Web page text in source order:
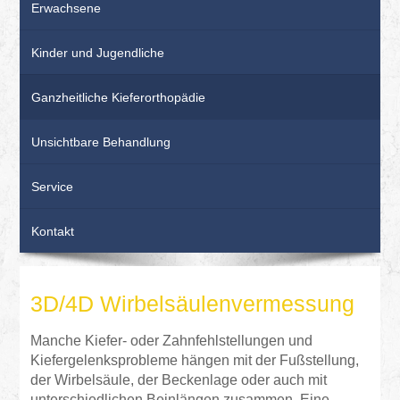
Erwachsene
Kinder und Jugendliche
Ganzheitliche Kieferorthopädie
Unsichtbare Behandlung
Service
Kontakt
3D/4D Wirbelsäulenvermessung
Manche Kiefer- oder Zahnfehlstellungen und
Kiefergelenksprobleme hängen mit der Fußstellung,
der Wirbelsäule, der Beckenlage oder auch mit